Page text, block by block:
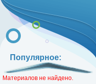
Популярное:
Материалов не найдено.